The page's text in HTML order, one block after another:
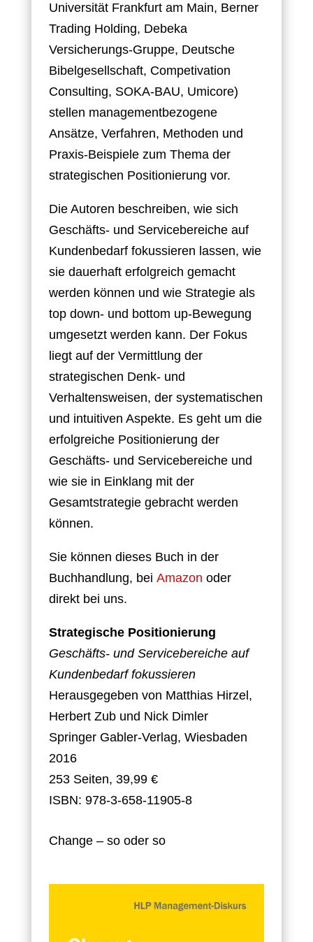
Universität Frankfurt am Main, Berner
Trading Holding, Debeka
Versicherungs-Gruppe, Deutsche
Bibelgesellschaft, Competivation
Consulting, SOKA-BAU, Umicore)
stellen managementbezogene
Ansätze, Verfahren, Methoden und
Praxis-Beispiele zum Thema der
strategischen Positionierung vor.
Die Autoren beschreiben, wie sich
Geschäfts- und Servicebereiche auf
Kundenbedarf fokussieren lassen, wie
sie dauerhaft erfolgreich gemacht
werden können und wie Strategie als
top down- und bottom up-Bewegung
umgesetzt werden kann. Der Fokus
liegt auf der Vermittlung der
strategischen Denk- und
Verhaltensweisen, der systematischen
und intuitiven Aspekte. Es geht um die
erfolgreiche Positionierung der
Geschäfts- und Servicebereiche und
wie sie in Einklang mit der
Gesamtstrategie gebracht werden
können.
Sie können dieses Buch in der
Buchhandlung, bei Amazon oder
direkt bei uns.
Strategische Positionierung
Geschäfts- und Servicebereiche auf
Kundenbedarf fokussieren
Herausgegeben von Matthias Hirzel,
Herbert Zub und Nick Dimler
Springer Gabler-Verlag, Wiesbaden
2016
253 Seiten, 39,99 €
ISBN: 978-3-658-11905-8
Change – so oder so